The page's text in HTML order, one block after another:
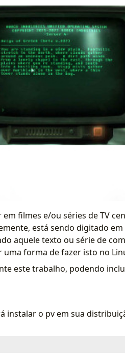
filmes e/ou séries de TV
está sendo digitado em
aquele texto ou série de
forma de fazer isto no
este trabalho, podendo
instalar o pv em sua